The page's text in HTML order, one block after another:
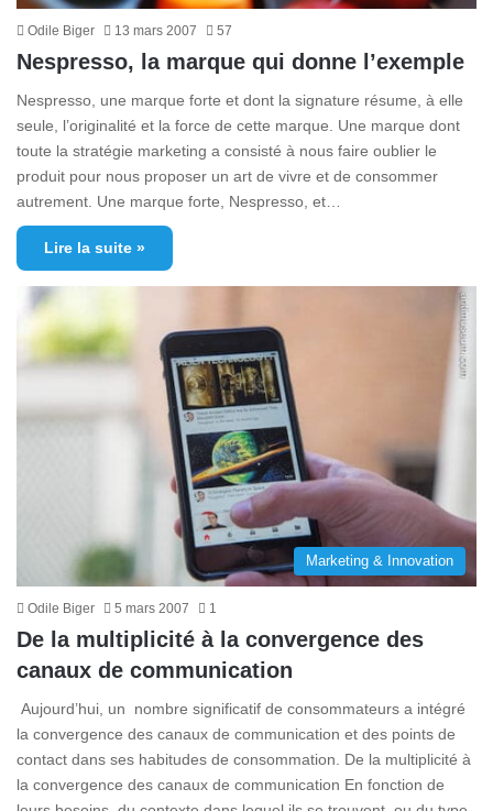
Odile Biger 13 mars 2007 57
Nespresso, la marque qui donne l’exemple
Nespresso, une marque forte et dont la signature résume, à elle
seule, l’originalité et la force de cette marque. Une marque dont
toute la stratégie marketing a consisté à nous faire oublier le
produit pour nous proposer un art de vivre et de consommer
autrement. Une marque forte, Nespresso, et…
Lire la suite »
Marketing & Innovation
Odile Biger 5 mars 2007 1
De la multiplicité à la convergence des
canaux de communication
Aujourd’hui, un nombre significatif de consommateurs a intégré
la convergence des canaux de communication et des points de
contact dans ses habitudes de consommation. De la multiplicité à
la convergence des canaux de communication En fonction de